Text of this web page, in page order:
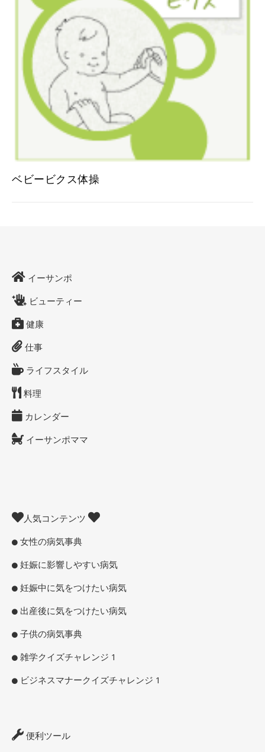
ベビービクス体操
イーサンポ
ビューティー
健康
仕事
ライフスタイル
料理
カレンダー
イーサンポママ
人気コンテンツ
女性の病気事典
妊娠に影響しやすい病気
妊娠中に気をつけたい病気
出産後に気をつけたい病気
子供の病気事典
雑学クイズチャレンジ 1
ビジネスマナークイズチャレンジ 1
便利ツール